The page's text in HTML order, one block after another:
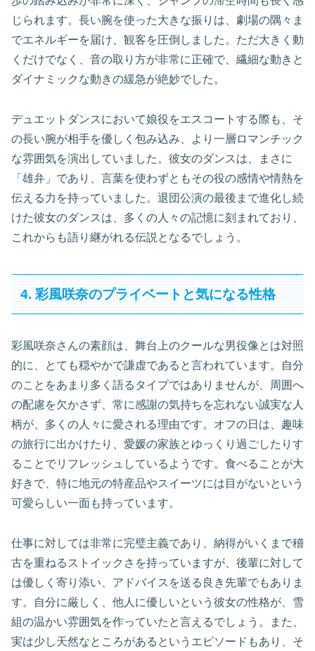
じられます。長い腕を使った大きな振りは、劇場の隅々ま
でエネルギーを届け、観客を圧倒しました。ただ大きく動
くだけでなく、音の取り方が非常に正確で、繊細な動きと
ダイナミックな動きの緩急が絶妙でした。
デュエットダンスにおいて娘役をエスコートする際も、そ
の長い腕が相手を優しく包み込み、より一層ロマンチック
な雰囲気を演出していました。彼女のダンスは、まさに
「雄弁」であり、言葉を使わずともその役の感情や情熱を
伝える力を持っていました。退団公演の最後まで進化し続
けた彼女のダンスは、多くの人々の記憶に刻まれており、
これからも語り継がれる伝説となるでしょう。
4. 彩風咲奈のプライベートと気になる性格
彩風咲奈さんの素顔は、舞台上のクールな男役像とは対照
的に、とても穏やかで謙虚であると言われています。自分
のことをあまり多く語るタイプではありませんが、周囲へ
の配慮を欠かさず、常に感謝の気持ちを忘れない誠実な人
柄が、多くの人々に愛される理由です。オフの日は、趣味
の旅行に出かけたり、愛媛の家族とゆっくり過ごしたりす
ることでリフレッシュしているようです。食べることが大
好きで、特に地元の特産品やスイーツには目がないという
可愛らしい一面も持っています。
仕事に対しては非常に完璧主義であり、納得がいくまで稽
古を重ねるストイックさを持っていますが、後輩に対して
は優しく寄り添い、アドバイスを送る良き先輩でもありま
す。自分に厳しく、他人に優しいという彼女の性格が、雪
組の温かい雰囲気を作っていたと言えるでしょう。また、
実は少し天然なところがあるというエピソードもあり、そ